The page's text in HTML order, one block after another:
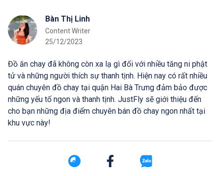
Bàn Thị Linh
Content Writer
25/12/2023
Đồ ăn chay đã không còn xa lạ gì đối với nhiều tăng ni phật
tử và những người thích sự thanh tịnh. Hiện nay có rất nhiều
quán chuyên đồ chay tại quận Hai Bà Trưng đảm bảo được
những yếu tố ngon và thanh tịnh. JustFly sẽ giới thiệu đến
cho bạn những địa điểm chuyên bán đồ chay ngon nhất tại
khu vực này!